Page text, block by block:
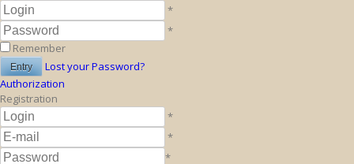
*
*
Remember
Lost your Password?
Authorization
Registration
*
*
*